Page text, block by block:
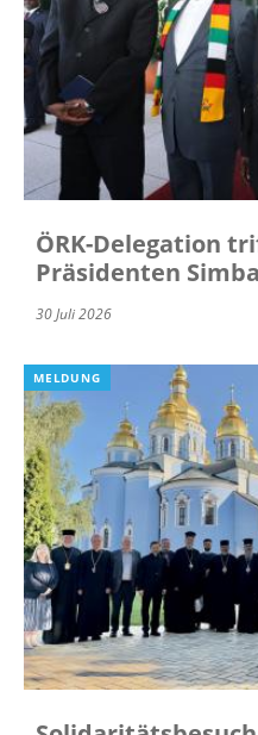
ÖRK-Delegation
Präsidenten
30 Juli 2026
MELDUNG